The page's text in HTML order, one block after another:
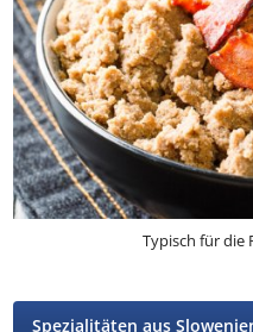
Typisch für die
Spezialitäten aus